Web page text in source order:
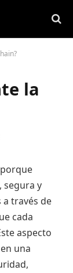
la
segura y
través de
cada
aspecto
una